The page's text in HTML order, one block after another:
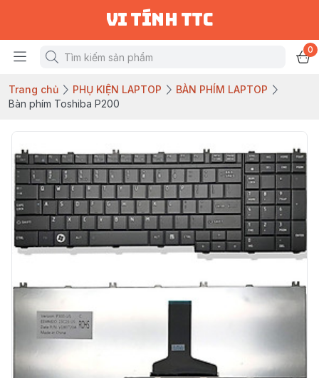
vi tính ttc
0
Trang chủ PHỤ KIỆN LAPTOP
BÀN PHÍM LAPTOP
Bàn phím Toshiba P200